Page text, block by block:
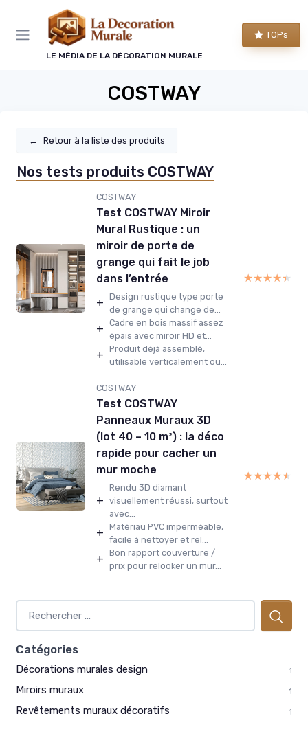
LE MÉDIA DE LA DÉCORATION MURALE
TOPs
COSTWAY
← Retour à la liste des produits
Nos tests produits COSTWAY
COSTWAY
Test COSTWAY Miroir
Mural Rustique : un
miroir de porte de
grange qui fait le job
dans l’entrée
+ Design rustique type porte
de grange qui change de...
+ Cadre en bois massif assez
épais avec miroir HD et...
+ Produit déjà assemblé,
utilisable verticalement ou...
★★★★★
★★★★★
COSTWAY
Test COSTWAY
Panneaux Muraux 3D
(lot 40 – 10 m²) : la déco
rapide pour cacher un
mur moche
+
Rendu 3D diamant
visuellement réussi, surtout
avec...
+ Matériau PVC imperméable,
facile à nettoyer et rel...
+ Bon rapport couverture /
prix pour relooker un mur...
★★★★★
★★★★★
Catégories
Décorations murales design 1
Miroirs muraux 1
Revêtements muraux décoratifs 1
Panneau de gestion des cookies